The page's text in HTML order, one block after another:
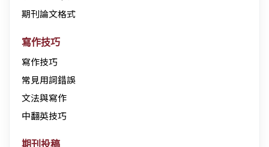
期刊論文格式
寫作技巧
寫作技巧
常見用詞錯誤
文法與寫作
中翻英技巧
期刊投稿